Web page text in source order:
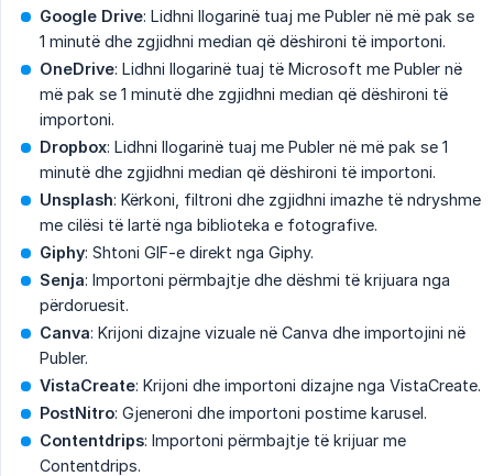
Google Drive: Lidhni llogarinë tuaj me Publer në më pak se
1 minutë dhe zgjidhni median që dëshironi të importoni.
OneDrive: Lidhni llogarinë tuaj të Microsoft me Publer në
më pak se 1 minutë dhe zgjidhni median që dëshironi të
importoni.
Dropbox: Lidhni llogarinë tuaj me Publer në më pak se 1
minutë dhe zgjidhni median që dëshironi të importoni.
Unsplash: Kërkoni, filtroni dhe zgjidhni imazhe të ndryshme
me cilësi të lartë nga biblioteka e fotografive.
Giphy: Shtoni GIF-e direkt nga Giphy.
Senja: Importoni përmbajtje dhe dëshmi të krijuara nga
përdoruesit.
Canva: Krijoni dizajne vizuale në Canva dhe importojini në
Publer.
VistaCreate: Krijoni dhe importoni dizajne nga VistaCreate.
PostNitro: Gjeneroni dhe importoni postime karusel.
Contentdrips: Importoni përmbajtje të krijuar me
Contentdrips.